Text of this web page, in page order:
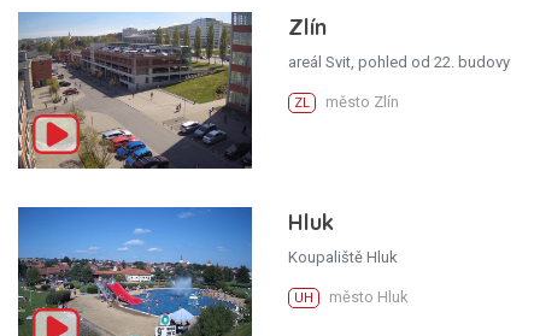
Zlín
areál Svit, pohled od 22. budovy
ZL město Zlín
Hluk
Koupaliště Hluk
UH město Hluk